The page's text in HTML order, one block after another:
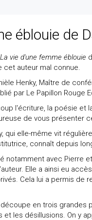
éblouie de
vie d'une femme éblouie
cet auteur mal connue.
Henky, Maître de
par Le Papillon Rouge
l'écriture, la poésie et
de vous présenter
qui elle-même vit
connaît depuis
notamment avec Pierre
Elle a ainsi eu
Cela lui a permis de
en trois grandes
et les désillusions. On y